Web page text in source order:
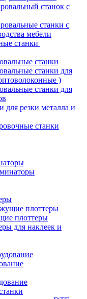
станок с
станки с
мебели
станки
станки
станки для
)
станки для
для резки металла и
станки
плоттеры
плоттеры
для наклеек и